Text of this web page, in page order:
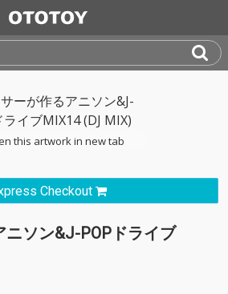
this artwork in new tab
Checkout
ニソン&J-POPドライブ